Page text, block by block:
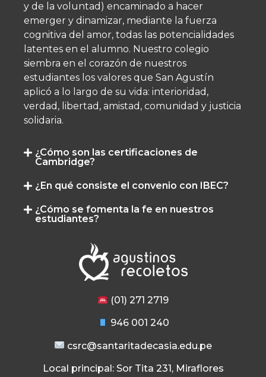
y de la voluntad) encaminado a hacer
emerger y dinamizar, mediante la fuerza
cognitiva del amor, todas las potencialidades
latentes en el alumno.​ Nuestro colegio
siembra en el corazón de nuestros
estudiantes los valores que San Agustín
aplicó a lo largo de su vida: interioridad,
verdad, libertad, amistad, comunidad y justicia
solidaria.
¿Cómo son las certificaciones de
Cambridge?
¿En qué consiste el convenio con IBEC?
¿Cómo se fomenta la fe en nuestros
estudiantes?
(01) 271 2719
946 001 240
csrc@santaritadecasia.edu.pe
Local principal: Sor Tita 231, Miraflores